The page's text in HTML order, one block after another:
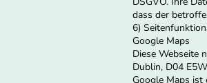
dass der
6)
Google Maps
Diese Webseite
Dublin, D04
Google Maps ist